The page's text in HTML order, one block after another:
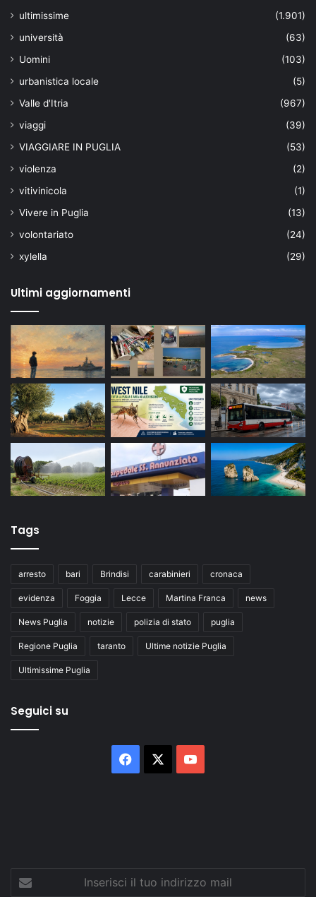
ultimissime
(1.901)
università
(63)
Uomini
(103)
urbanistica locale
(5)
Valle d'Itria
(967)
viaggi
(39)
VIAGGIARE IN PUGLIA
(53)
violenza
(2)
vitivinicola
(1)
Vivere in Puglia
(13)
volontariato
(24)
xylella
(29)
Ultimi aggiornamenti
Tags
arresto bari Brindisi carabinieri cronaca
evidenza Foggia Lecce Martina Franca news
News Puglia notizie polizia di stato puglia
Regione Puglia taranto Ultime notizie Puglia
Ultimissime Puglia
Seguici su
Facebook
Inserisci